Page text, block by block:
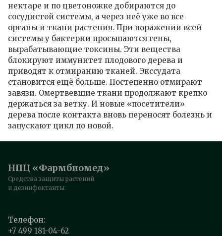
нектаре и по цветоножке добираются до
сосудистой системы, а через неё уже во все
органы и ткани растения. При поражении всей
системы у бактерии просыпаются гены,
вырабатывающие токсины. Эти вещества
блокируют иммунитет плодового дерева и
приводят к отмиранию тканей. Экссудата
становится ещё больше. Постепенно отмирают
завязи. Омертвевшие ткани продолжают крепко
держаться за ветку. И новые «посетители»
дерева после контакта вновь переносят болезнь и
запускают цикл по новой.
НПЦ «Фармбиомед»
Средства защиты растений
и дезинфектанты
Телефон:
+7 499 181-04-62